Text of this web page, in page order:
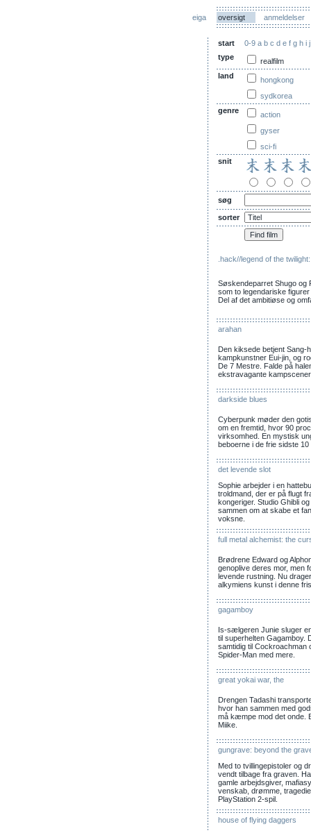
eiga oversigt anmeldelser
start 0-9 a b c d e f g h i j
type
realfilm
land
hongkong
sydkorea
genre
action
gyser
sci-fi
snit
søg
sorter
.hack//legend of the
Søskendeparret Shugo og
som to legendariske
Del af det ambitiøse og
arahan
Den kiksede betjent Sang-
kampkunstner Eui-jin, og
De 7 Mestre. Falde på
ekstravagante
darkside blues
Cyberpunk møder den
om en fremtid, hvor 90
virksomhed. En mystisk
beboerne i de frie sidste
det levende slot
Sophie arbejder i en
troldmand, der er på flugt
kongeriger. Studio Ghibli
sammen om at skabe et
voksne.
full metal alchemist: the
Brødrene Edward og
genoplive deres mor, men
levende rustning. Nu
alkymiens kunst i denne
gagamboy
Is-sælgeren Junie sluger
til superhelten
samtidig til Cockroachman
Spider-Man med mere.
great yokai war, the
Drengen Tadashi
hvor han sammen med
må kæmpe mod det onde.
Miike.
gungrave: beyond the
Med to tvillingepistoler og
vendt tilbage fra graven.
gamle arbejdsgiver,
venskab, drømme,
PlayStation 2-spil.
house of flying daggers